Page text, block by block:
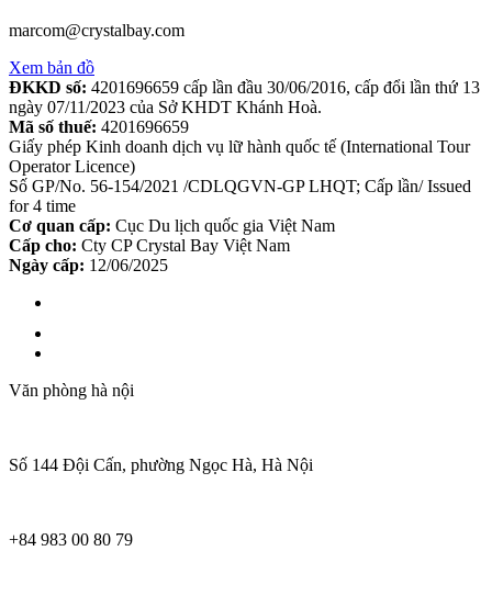
marcom@crystalbay.com
Xem bản đồ
ĐKKD số: 4201696659 cấp lần đầu 30/06/2016, cấp đổi lần thứ 13
ngày 07/11/2023 của Sở KHDT Khánh Hoà.
Mã số thuế: 4201696659
Giấy phép Kinh doanh dịch vụ lữ hành quốc tế (International Tour
Operator Licence)
Số GP/No. 56-154/2021 /CDLQGVN-GP LHQT; Cấp lần/ Issued
for 4 time
Cơ quan cấp: Cục Du lịch quốc gia Việt Nam
Cấp cho: Cty CP Crystal Bay Việt Nam
Ngày cấp: 12/06/2025
Văn phòng hà nội
Số 144 Đội Cấn, phường Ngọc Hà, Hà Nội
+84 983 00 80 79